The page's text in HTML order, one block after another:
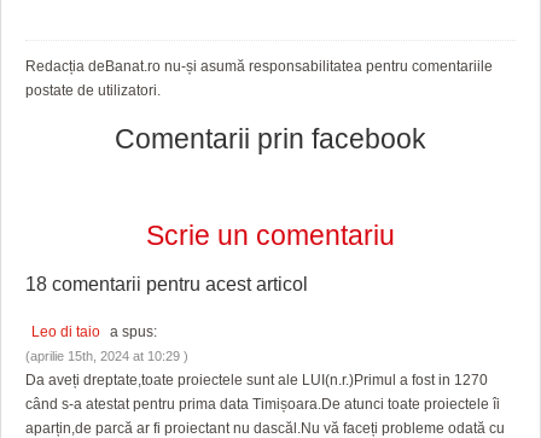
Redacția deBanat.ro nu-și asumă responsabilitatea pentru comentariile
postate de utilizatori.
Comentarii prin facebook
Scrie un comentariu
18 comentarii pentru acest articol
Leo di taio a spus:
(aprilie 15th, 2024 at 10:29 )
Da aveți dreptate,toate proiectele sunt ale LUI(n.r.)Primul a fost in 1270
când s-a atestat pentru prima data Timișoara.De atunci toate proiectele îi
aparțin,de parcă ar fi proiectant nu dascăl.Nu vă faceți probleme odată cu